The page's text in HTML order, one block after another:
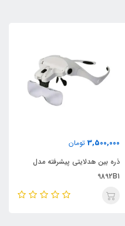
3,500,000 تومان
ذره بین هدلایتی پیشرفته مدل
9892B1